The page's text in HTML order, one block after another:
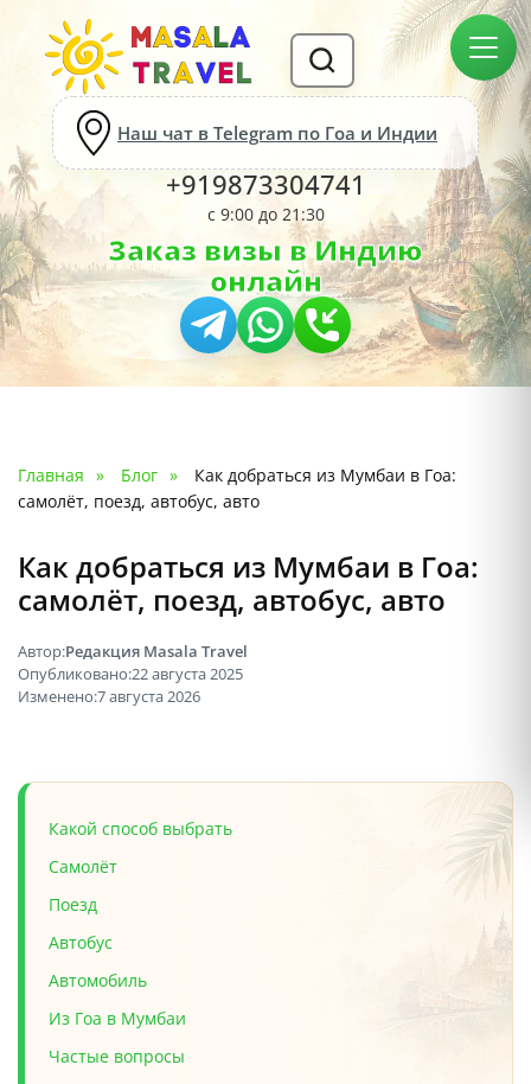
Наш чат в Telegram по Гоа и Индии
+919873304741
с 9:00 до 21:30
Заказ визы в Индию
онлайн
Главная Блог
Как добраться из Мумбаи в Гоа:
самолёт, поезд, автобус, авто
Как добраться из Мумбаи в Гоа:
самолёт, поезд, автобус, авто
Автор:Редакция Masala Travel
Опубликовано:22 августа 2025
Изменено:7 августа 2026
Какой способ выбрать
Самолёт
Поезд
Автобус
Автомобиль
Из Гоа в Мумбаи
Частые вопросы